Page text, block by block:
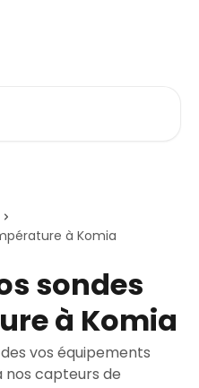
à Komia
sondes
à Komia
vos équipements
capteurs de